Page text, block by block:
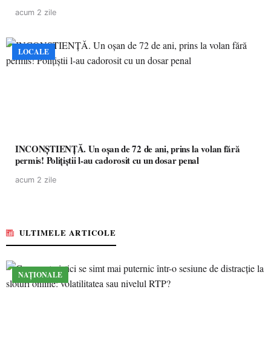
acum 2 zile
LOCALE
INCONȘTIENȚĂ. Un oșan de 72 de ani, prins la volan fără
permis! Polițiștii l-au cadorosit cu un dosar penal
acum 2 zile
ULTIMELE ARTICOLE
NAȚIONALE